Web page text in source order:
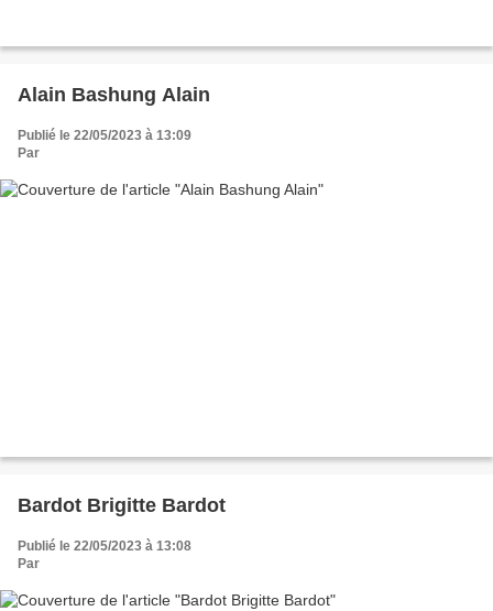
Alain Bashung Alain
Publié le 22/05/2023 à 13:09
Par
Bardot Brigitte Bardot
Publié le 22/05/2023 à 13:08
Par